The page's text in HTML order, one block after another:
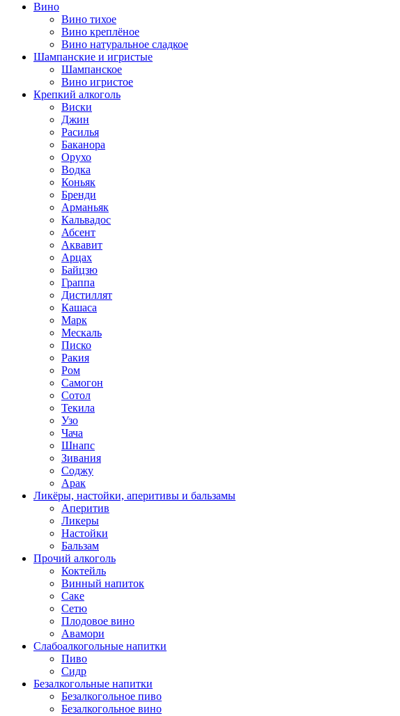
Вино
Вино тихое
Вино креплёное
Вино натуральное сладкое
Шампанские и игристые
Шампанское
Вино игристое
Крепкий алкоголь
Виски
Джин
Расилья
Баканора
Орухо
Водка
Коньяк
Бренди
Арманьяк
Кальвадос
Абсент
Аквавит
Арцах
Байцзю
Граппа
Дистиллят
Кашаса
Марк
Мескаль
Писко
Ракия
Ром
Самогон
Сотол
Текила
Узо
Чача
Шнапс
Зивания
Соджу
Арак
Ликёры, настойки, аперитивы и бальзамы
Аперитив
Ликеры
Настойки
Бальзам
Прочий алкоголь
Коктейль
Винный напиток
Саке
Сетю
Плодовое вино
Авамори
Слабоалкогольные напитки
Пиво
Сидр
Безалкогольные напитки
Безалкогольное пиво
Безалкогольное вино